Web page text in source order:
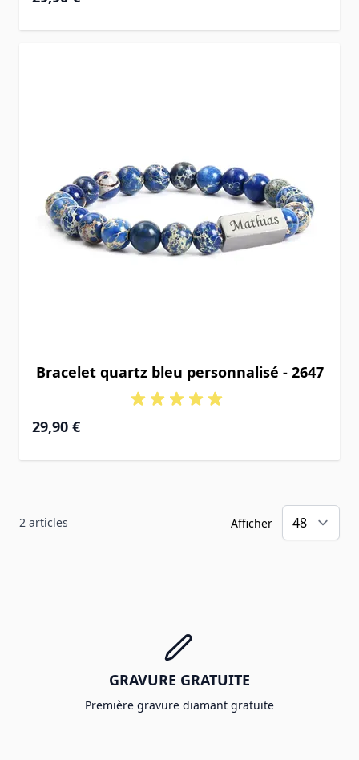
Bracelet quartz bleu personnalisé - 2647
29,90 €
2 articles Afficher
GRAVURE GRATUITE
Première gravure diamant gratuite